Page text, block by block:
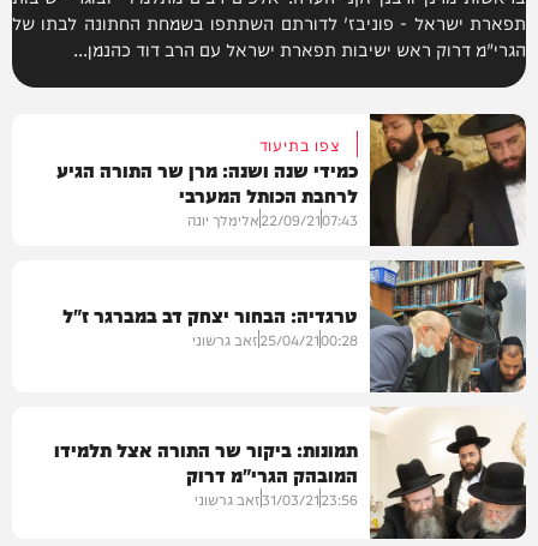
תפארת ישראל - פוניבז' לדורתם השתתפו בשמחת החתונה לבתו של
הגרי"מ דרוק ראש ישיבות תפארת ישראל עם הרב דוד כהנמן...
וידאו
צפו בתיעוד
כמידי שנה ושנה: מרן שר התורה הגיע
לרחבת הכותל המערבי
07:43
22/09/21אלימלך יונה
חרדים
טרגדיה: הבחור יצחק דב במברגר ז"ל
00:28
25/04/21זאב גרשוני
תמונות: ביקור שר התורה אצל תלמידו
המובהק הגרי"מ דרוק
23:56
31/03/21זאב גרשוני